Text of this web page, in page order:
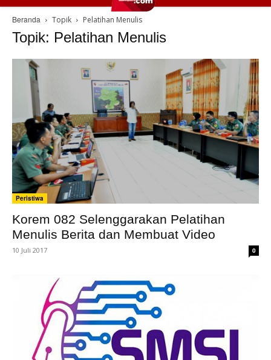
Beranda Topik Pelatihan Menulis
Topik: Pelatihan Menulis
Peristiwa
Korem 082 Selenggarakan Pelatihan
Menulis Berita dan Membuat Video
10 Juli 2017 0